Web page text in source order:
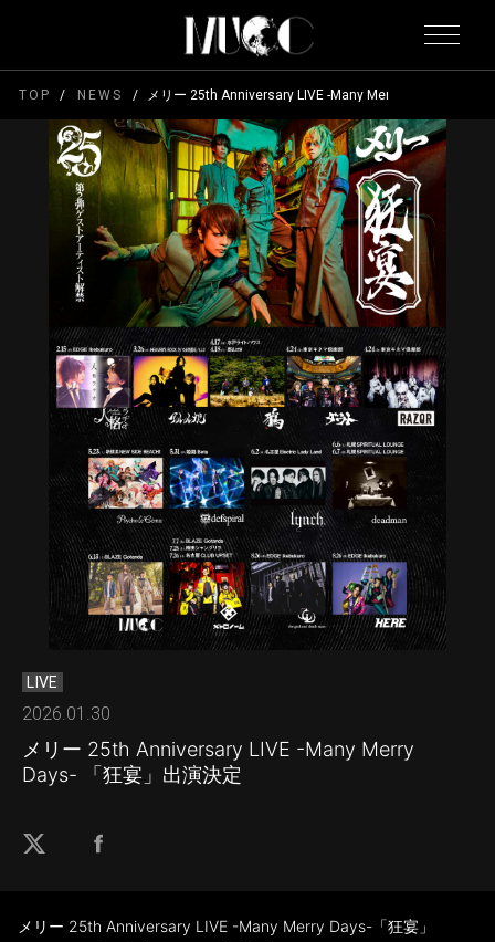
TOP NEWS メリー 25th Anniversary LIVE -Many Merry Days- 「狂宴
LIVE
2026.01.30
メリー 25th Anniversary LIVE -Many Merry
Days- 「狂宴」出演決定
メリー 25th Anniversary LIVE -Many Merry Days-「狂宴」